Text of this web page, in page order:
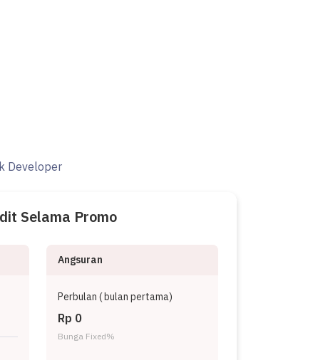
Developer
Selama Promo
Angsuran
Perbulan (bulan pertama)
Rp 0
Bunga Fixed%